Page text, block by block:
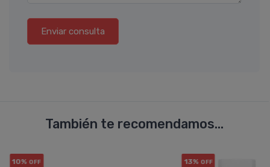
Enviar consulta
También te recomendamos...
10% OFF 13% OFF